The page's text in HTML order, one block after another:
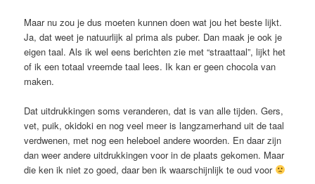
Maar nu zou je dus moeten kunnen doen wat jou het beste lijkt.
Ja, dat weet je natuurlijk al prima als puber. Dan maak je ook je
eigen taal. Als ik wel eens berichten zie met “straattaal”, lijkt het
of ik een totaal vreemde taal lees. Ik kan er geen chocola van
maken.
Dat uitdrukkingen soms veranderen, dat is van alle tijden. Gers,
vet, puik, okidoki en nog veel meer is langzamerhand uit de taal
verdwenen, met nog een heleboel andere woorden. En daar zijn
dan weer andere uitdrukkingen voor in de plaats gekomen. Maar
die ken ik niet zo goed, daar ben ik waarschijnlijk te oud voor